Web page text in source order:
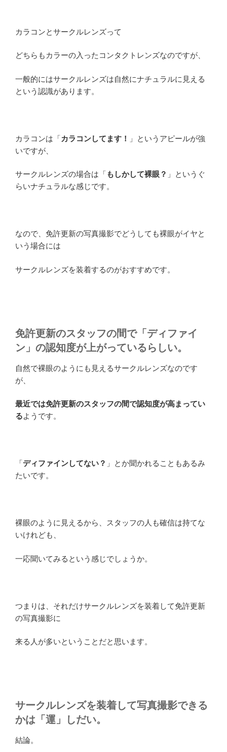
カラコンとサークルレンズって
どちらもカラーの入ったコンタクトレンズなのですが、
一般的にはサークルレンズは自然にナチュラルに見える
という認識があります。
カラコンは「カラコンしてます！
」というアピールが強
いですが、
サークルレンズの場合は「 もしかして裸眼？ 」というぐ
らいナチュラルな感じです。
なので、免許更新の写真撮影でどうしても裸眼がイヤと
いう場合には
サークルレンズを装着するのがおすすめです。
免許更新のスタッフの間で「ディファイ
ン」の認知度が上がっているらしい。
自然で裸眼のようにも見えるサークルレンズなのです
が、
最近では免許更新のスタッフの間で認知度が高まってい
るようです。
「 ディファインしてない？ 」とか聞かれることもあるみ
たいです。
裸眼のように見えるから、スタッフの人も確信は持てな
いけれども、
一応聞いてみるという感じでしょうか。
つまりは、それだけサークルレンズを装着して免許更新
の写真撮影に
来る人が多いということだと思います。
サークルレンズを装着して写真撮影できる
かは「運」しだい。
結論。